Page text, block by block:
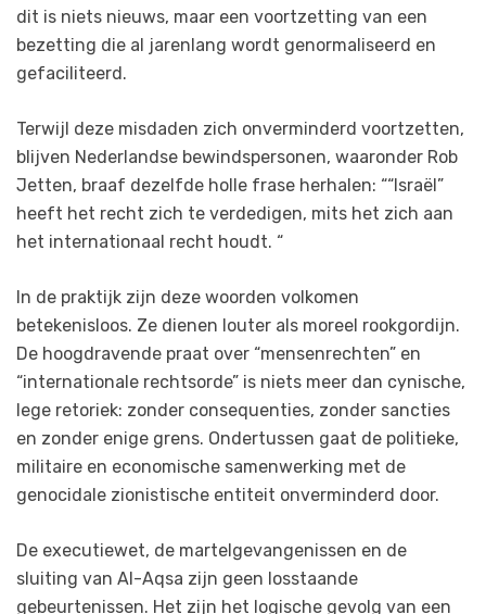
dit is niets nieuws, maar een voortzetting van een
bezetting die al jarenlang wordt genormaliseerd en
gefaciliteerd.
Terwijl deze misdaden zich onverminderd voortzetten,
blijven Nederlandse bewindspersonen, waaronder Rob
Jetten, braaf dezelfde holle frase herhalen: ““Israël”
heeft het recht zich te verdedigen, mits het zich aan
het internationaal recht houdt. “
In de praktijk zijn deze woorden volkomen
betekenisloos. Ze dienen louter als moreel rookgordijn.
De hoogdravende praat over “mensenrechten” en
“internationale rechtsorde” is niets meer dan cynische,
lege retoriek: zonder consequenties, zonder sancties
en zonder enige grens. Ondertussen gaat de politieke,
militaire en economische samenwerking met de
genocidale zionistische entiteit onverminderd door.
De executiewet, de martelgevangenissen en de
sluiting van Al-Aqsa zijn geen losstaande
gebeurtenissen. Het zijn het logische gevolg van een